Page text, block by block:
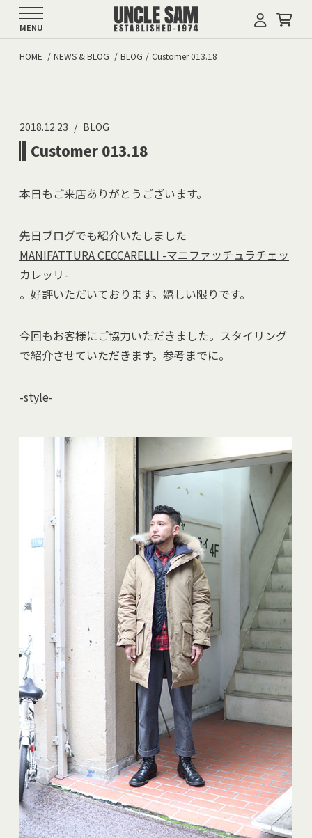
MENU
HOME NEWS & BLOG BLOG Customer 013.18
2018.12.23 BLOG
Customer 013.18
本日もご来店ありがとうございます。
先日ブログでも紹介いたしました
MANIFATTURA CECCARELLI -マニファッチュラチェッ
カレッリ-
。好評いただいております。嬉しい限りです。
今回もお客様にご協力いただきました。スタイリング
で紹介させていただきます。参考までに。
-style-